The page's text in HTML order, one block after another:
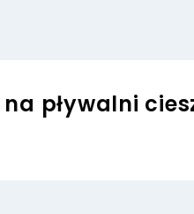
pływalni